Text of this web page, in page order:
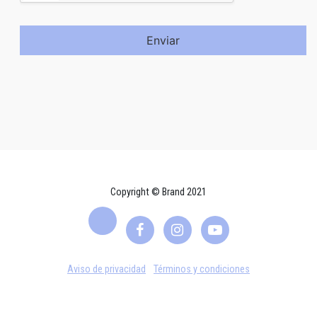
Enviar
Copyright © Brand 2021
Aviso de privacidad Términos y condiciones